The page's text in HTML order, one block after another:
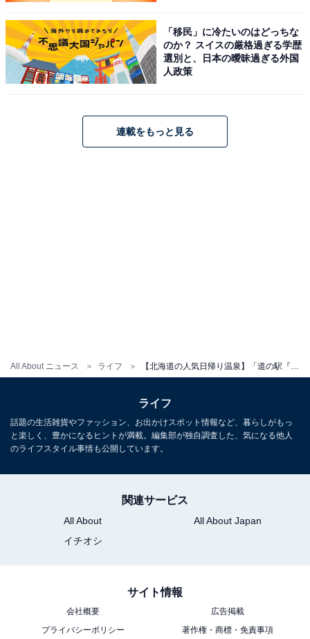
All About ニュース ライフ
アクセス
所在地：紋別郡湧別町中湧別中町3020番地の1
アクセス：公式サイトをご確認ください（※車・公共交
土・日・祝：10:00～22:00時（12月～3月は11:00～
21:00まで。入浴受付は1時間前まで）
宿泊可否
宿泊：不可（日帰り入浴専門の温泉施設および道の駅で
内有数の貴重な天然炭酸泉を誇る施設。森に囲
「移民」に冷たいのはどっちな
のか？ スイスの厳格過ぎる学歴
選別と、日本の曖昧過ぎる外国
人政策
連載をもっと見る
ライフ
話題の生活雑貨やファッション、お出かけスポット情報など、暮らしがもっ
と楽しく、豊かになるヒントが満載。編集部が独自調査した、気になる他人
のライフスタイル事情も公開しています。
関連サービス
All About
All About Japan
イチオシ
サイト情報
会社概要
広告掲載
プライバシーポリシー
著作権・商標・免責事項